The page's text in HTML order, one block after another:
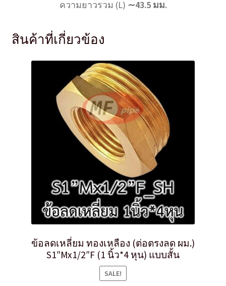
ความยาวรวม (L) ∼43.5 มม.
สินค้าที่เกี่ยวข้อง
ข้อลดเหลี่ยม ทองเหลือง (ต่อตรงลด ผม.)
S1″Mx1/2″F (1 นิ้ว*4 หุน) แบบสั้น
SALE!